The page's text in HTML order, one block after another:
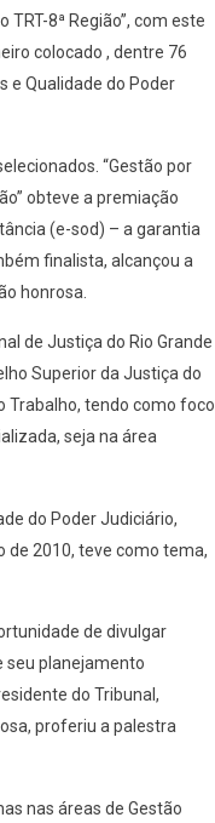
8ª Região”, com este
colocado , dentre 76
e Qualidade do Poder
“Gestão por
obteve a premiação
(e-sod) – a garantia
finalista, alcançou a
honrosa.
de Justiça do Rio Grande
Superior da Justiça do
Trabalho, tendo como foco
seja na área
do Poder Judiciário,
de 2010, teve como tema,
de divulgar
seu planejamento
do Tribunal,
proferiu a palestra
nas áreas de Gestão